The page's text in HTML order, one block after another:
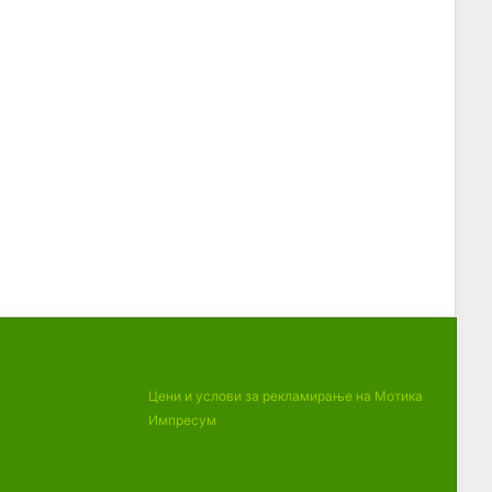
Цени и услови за рекламирање на Мотика
Импресум